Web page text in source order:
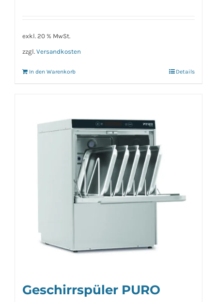
exkl. 20 % MwSt.
zzgl. Versandkosten
In den Warenkorb Details
Geschirrspüler PURO